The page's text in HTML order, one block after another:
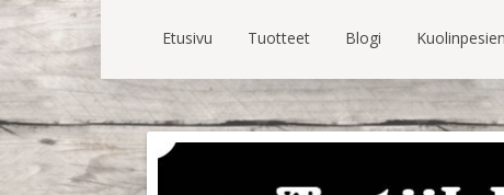
Etusivu Tuotteet Blogi